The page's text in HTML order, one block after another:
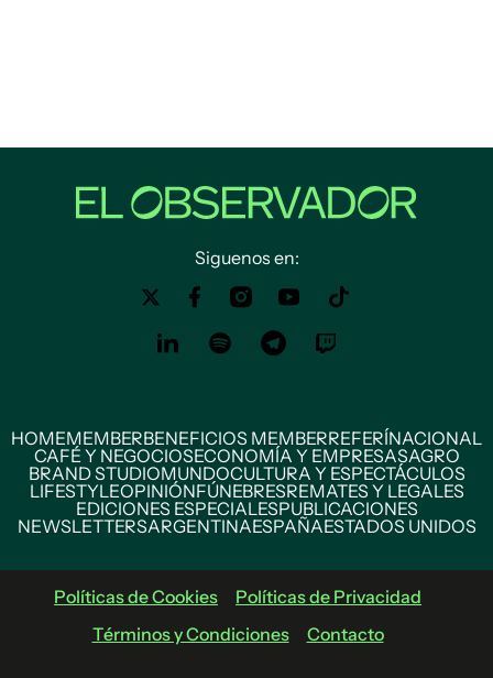
Siguenos en:
HOMEMEMBERBENEFICIOS MEMBERREFERÍNACIONAL
CAFÉ Y NEGOCIOSECONOMÍA Y EMPRESASAGRO
BRAND STUDIOMUNDOCULTURA Y ESPECTÁCULOS
LIFESTYLEOPINIÓNFÚNEBRESREMATES Y LEGALES
EDICIONES ESPECIALESPUBLICACIONES
NEWSLETTERSARGENTINAESPAÑAESTADOS UNIDOS
Políticas de Cookies
Políticas de Privacidad
Términos y Condiciones
Contacto